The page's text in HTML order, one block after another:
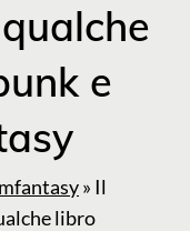
e
» Il
libro